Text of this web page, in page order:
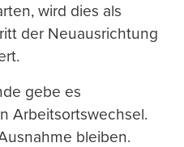
wird dies als
der Neuausrichtung
gebe es
Arbeitsortswechsel.
bleiben.